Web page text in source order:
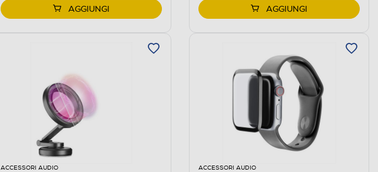
AGGIUNGI AGGIUNGI
ACCESSORI AUDIO ACCESSORI AUDIO